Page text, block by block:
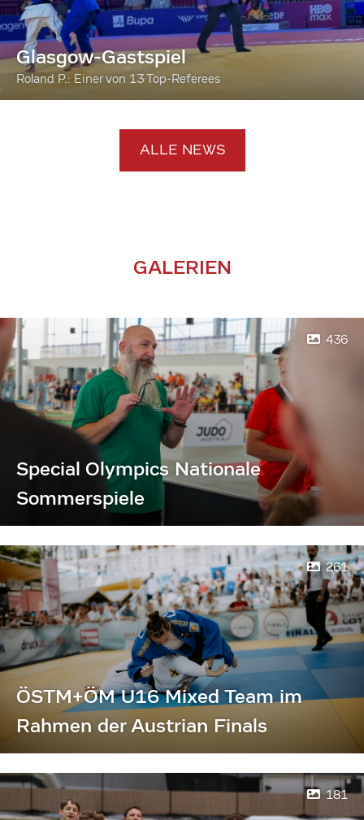
Glasgow-Gastspiel
Roland P.: Einer von 13 Top-Referees
ALLE NEWS
GALERIEN
436
Special Olympics Nationale
Sommerspiele
261
ÖSTM+ÖM U16 Mixed Team im
Rahmen der Austrian Finals
181